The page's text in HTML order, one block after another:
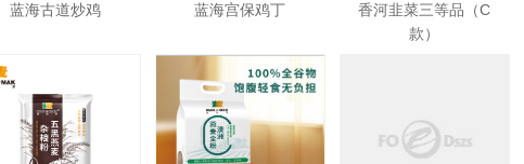
蓝海古道炒鸡 蓝海宫保鸡丁
香河韭菜三等品（C
款）